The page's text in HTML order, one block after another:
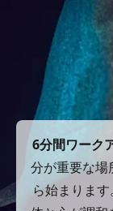
6分間ワーク
分が重要な場
ら始まりま